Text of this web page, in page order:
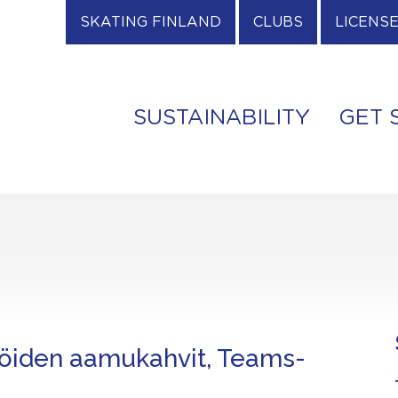
SKATING FINLAND CLUBS
SUSTAINABILITY GET
aamukahvit, Teams-